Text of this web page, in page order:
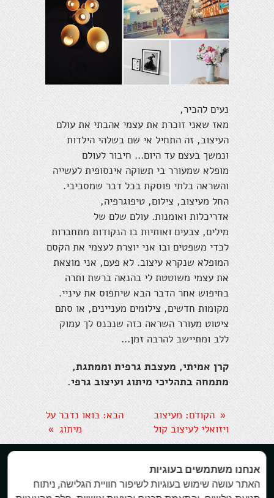
נעים להכיר,
מאז שאני זוכרת את עצמי אהבתי את עולם
העיצוב, זה התחיל אי שם בשלהי הילדות
ונמשך בעצם עד היום... חיבור לעולם
מופלא שמעורר בי תשוקה אינסופית לעשייה
והשראה בלתי פוסקת בכל דבר שמסביבי.
החל מעיצוב, צילום, טיפוגרפיה,
אדריכלות ואומנות. עולם שלם של
מילים, צבעים ואותיות בו הנקודות מתחברות
לכדי משפטים ובו אני יוצרת לעצמי את הקסם
המופלא שנקרא עיצוב. לא פעם, אני מוצאת
את עצמי משוטטת לי בהנאה ברשת ותרה
בחיפוש אחר הדבר הבא שיתפוס את עיניי.
מקומות חדשים, צילומים מעניינים, או סתם
ציטוט מעורר השראה כזה שנכנס לך עמוק
ללב ומתיישב להרבה זמן...
קרן אמיתי, מעצבת גרפית וממתגת,
מתמחה בתהליכי מיתוג ועיצוב גרפי.
« הקודם: מעיצוב
ויזואלי לעיצוב קול
הבא: בואו נדבר על
מיתוג »

אנחנו משתמשים בעוגיות
האתר עושה שימוש בעוגיות לשיפור חוויית הגלישה, ניתוח